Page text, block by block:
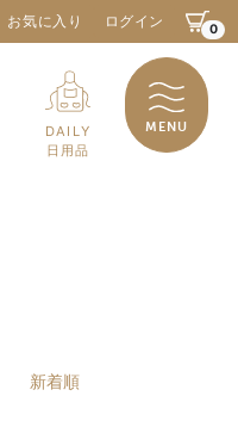
お気に入り ログイン 0
DAILY
日用品
MENU
新着順